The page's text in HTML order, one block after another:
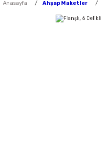
Anasayfa Ahşap Maketler